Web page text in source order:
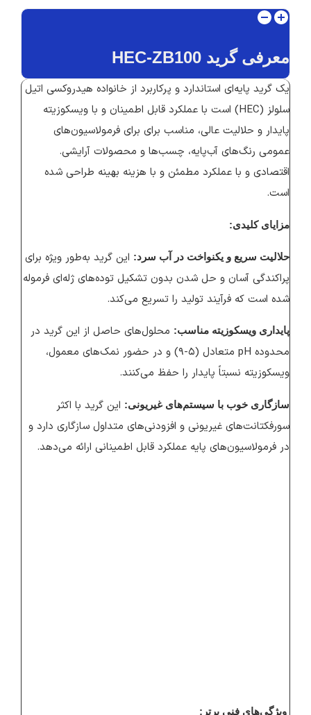
معرفی گرید HEC-ZB100
یک گرید پایه‌ای استاندارد و پرکاربرد از خانواده هیدروکسی اتیل
سلولز (HEC) است با عملکرد قابل اطمینان و با ویسکوزیته
پایدار و حلالیت عالی، مناسب برای برای فرمولاسیون‌های
عمومی رنگ‌های آب‌پایه، چسب‌ها و محصولات آرایشی.
اقتصادی و با عملکرد مطمئن و با هزینه بهینه طراحی شده
است.
مزایای کلیدی:
حلالیت سریع و یکنواخت در آب سرد: این گرید به‌طور ویژه برای
پراکندگی آسان و حل شدن بدون تشکیل توده‌های ژله‌ای فرموله
شده است که فرآیند تولید را تسریع می‌کند.
پایداری ویسکوزیته مناسب: محلول‌های حاصل از این گرید در
محدوده pH متعادل (۵-۹) و در حضور نمک‌های معمول،
ویسکوزیته نسبتاً پایدار را حفظ می‌کنند.
سازگاری خوب با سیستم‌های غیریونی: این گرید با اکثر
سورفکتانت‌های غیریونی و افزودنی‌های متداول سازگاری دارد و
در فرمولاسیون‌های پایه عملکرد قابل اطمینانی ارائه می‌دهد.
ویژگی‌های فنی برتر: